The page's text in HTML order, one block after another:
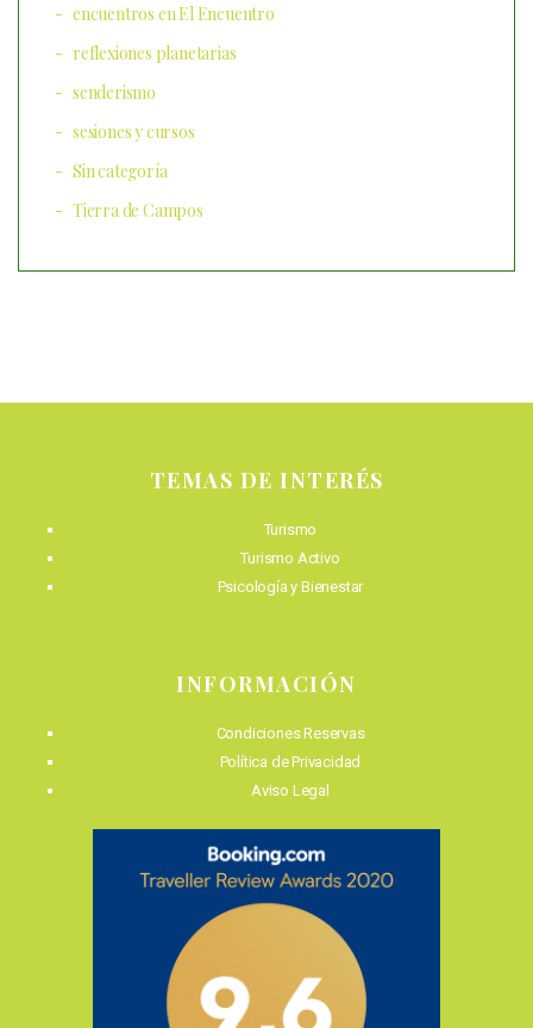
encuentros en El Encuentro
reflexiones planetarias
senderismo
sesiones y cursos
Sin categoría
Tierra de Campos
TEMAS DE INTERÉS
Turismo
Turismo Activo
Psicología y Bienestar
INFORMACIÓN
Condiciones Reservas
Política de Privacidad
Aviso Legal